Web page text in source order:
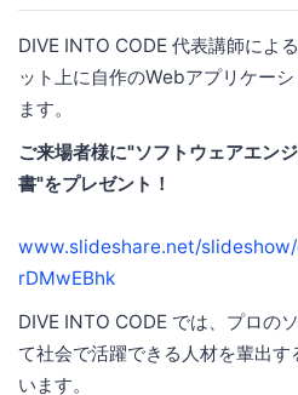
DIVE INTO CODE 代表講師によ
ット上に自作のWebアプリケー
ます。
ご来場者様に"ソフトウェアエン
書"をプレゼント！
www.slideshare.net/
rDMwEBhk
DIVE INTO CODE では、プロの
て社会で活躍できる人材を輩出
います。